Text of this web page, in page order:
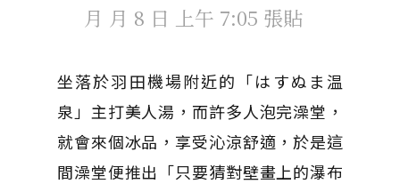
月 月 8 日 上午 7:05 張貼
坐落於羽田機場附近的「はすぬま温
泉」主打美人湯，而許多人泡完澡堂，
就會來個冰品，享受沁涼舒適，於是這
間澡堂便推出「只要猜對壁畫上的瀑布